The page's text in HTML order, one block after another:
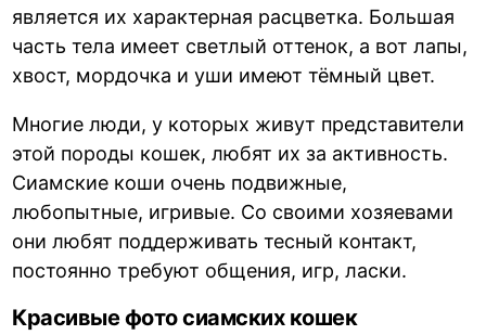
является их характерная расцветка. Большая
часть тела имеет светлый оттенок, а вот лапы,
хвост, мордочка и уши имеют тёмный цвет.
Многие люди, у которых живут представители
этой породы кошек, любят их за активность.
Сиамские коши очень подвижные,
любопытные, игривые. Со своими хозяевами
они любят поддерживать тесный контакт,
постоянно требуют общения, игр, ласки.
Красивые фото сиамских кошек